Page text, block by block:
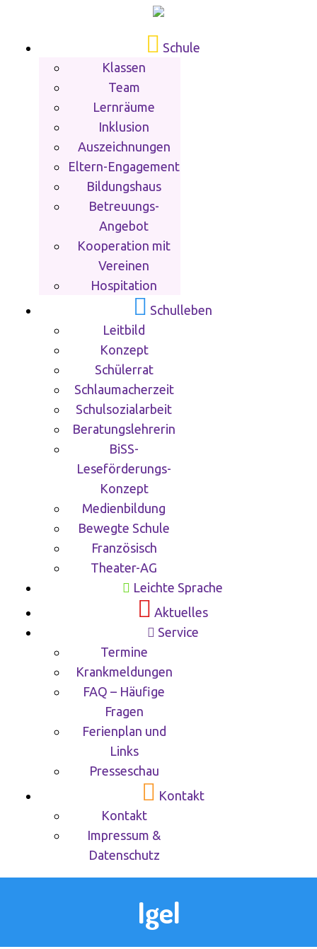
Schule
Klassen
Team
Lernräume
Inklusion
Auszeichnungen
Eltern-Engagement
Bildungshaus
Betreuungs-
Angebot
Kooperation mit
Vereinen
Hospitation
Schulleben
Leitbild
Konzept
Schülerrat
Schlaumacherzeit
Schulsozialarbeit
Beratungslehrerin
BiSS-
Leseförderungs-
Konzept
Medienbildung
Bewegte Schule
Französisch
Theater-AG
Leichte Sprache
Aktuelles
Service
Termine
Krankmeldungen
FAQ – Häufige
Fragen
Ferienplan und
Links
Presseschau
Kontakt
Kontakt
Impressum &
Datenschutz
Igel